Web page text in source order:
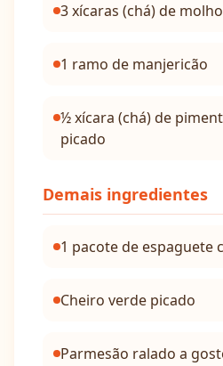
3 xícaras (chá) de
1 ramo de manjericão
½ xícara (chá) de
picado
Demais ingredientes
1 pacote de espaguete
Cheiro verde picado
Parmesão ralado a